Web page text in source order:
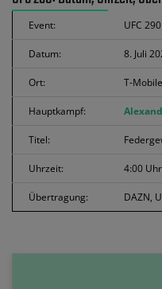
Event: UFC 290
Datum: 8. Juli
Ort: T-
Hauptkampf:
Titel:
Uhrzeit: 4:00
Übertragung: DAZN,